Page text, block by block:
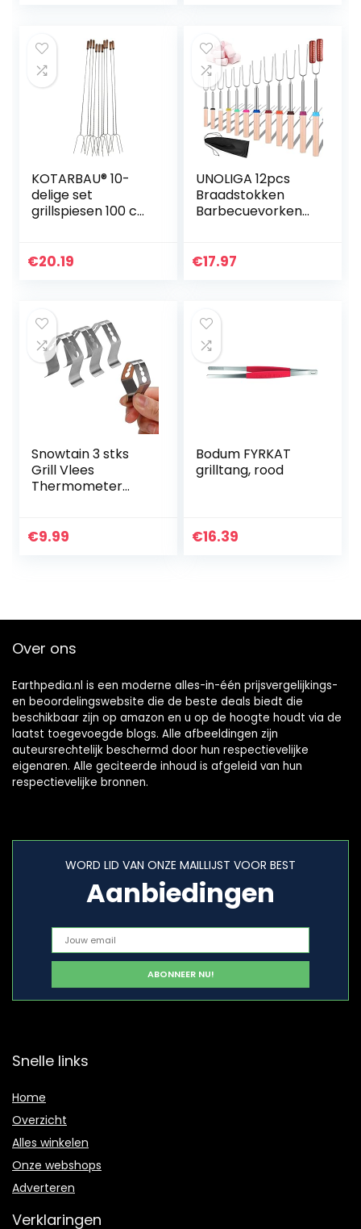
KOTARBAU® 10-
delige set
grillspiesen 100 cm
voor kampvuur
€20.19
UNOLIGA 12pcs
Braadstokken
Barbecuevorken
Marshmallow
€17.97
Snowtain 3 stks
Grill Vlees
Thermometer
Thermometer
€9.99
Bodum FYRKAT
grilltang, rood
€16.39
Over ons
Earthpedia.nl is een moderne alles-in-één prijsvergelijkings-
en beoordelingswebsite die de beste deals biedt die
beschikbaar zijn op amazon en u op de hoogte houdt via de
laatst toegevoegde blogs. Alle afbeeldingen zijn
auteursrechtelijk beschermd door hun respectievelijke
eigenaren. Alle geciteerde inhoud is afgeleid van hun
respectievelijke bronnen.
WORD LID VAN ONZE MAILLIJST VOOR BEST
Aanbiedingen
Snelle links
Home
Overzicht
Alles winkelen
Onze webshops
Adverteren
Verklaringen